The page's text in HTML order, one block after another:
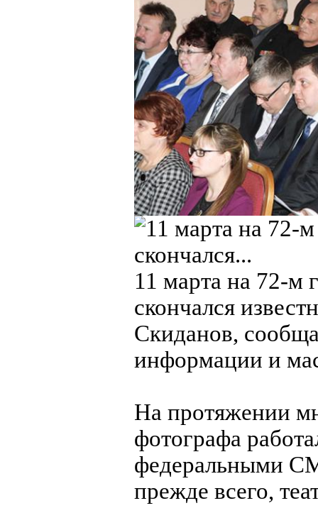
11 марта на 72-м
скончался
Скиданов,
информации и
На протяжении
фотографа
федеральными
прежде всего,